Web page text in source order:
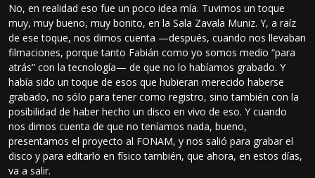
No, en realidad eso fue un poco idea mía. Tuvimos un toque
muy, muy bueno, muy bonito, en la Sala Zavala Muniz. Y, a raíz
de ese toque, nos dimos cuenta —después, cuando nos llevaban
filmaciones, porque tanto Fabián como yo somos medio “para
atrás” con la tecnología— de que no lo habíamos grabado. Y
había sido un toque de esos que hubieran merecido haberse
grabado, no sólo para tener como registro, sino también con la
posibilidad de haber hecho un disco en vivo de eso. Y cuando
nos dimos cuenta de que no teníamos nada, bueno,
presentamos el proyecto al FONAM, y nos salió para grabar el
disco y para editarlo en físico también, que ahora, en estos días,
va a salir.